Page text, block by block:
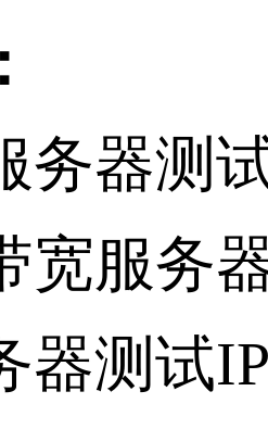
务器测
宽服务
器测试